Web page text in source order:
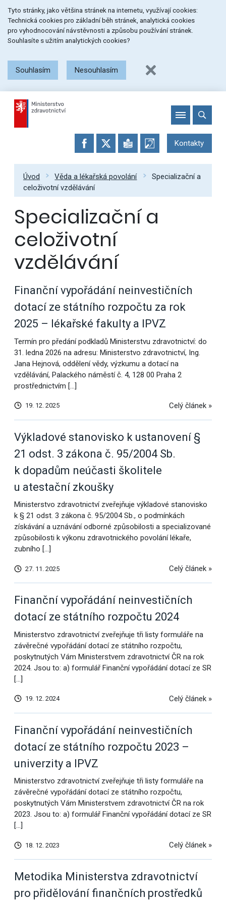
na
menu
na
obsah
na
patičku
stránky
Tyto stránky, jako většina stránek na internetu, využívají cookies:
Technická cookies pro základní běh stránek, analytická cookies
pro vyhodnocování návstěvnosti a způsobu používání stránek.
Souhlasíte s užitím analytických cookies?
Souhlasím Nesouhlasím
Kontakty
Úvod Věda a lékařská povolání
Specializační a
celoživotní vzdělávání
Specializační a
celoživotní
vzdělávání
Finanční vypořádání neinvestičních
dotací ze státního rozpočtu za rok
2025 – lékařské fakulty a IPVZ
Termín pro předání podkladů Ministerstvu zdravotnictví: do
31. ledna 2026 na adresu: Ministerstvo zdravotnictví, Ing.
Jana Hejnová, oddělení vědy, výzkumu a dotací na
vzdělávání, Palackého náměstí č. 4, 128 00 Praha 2
prostřednictvím […]
19. 12. 2025 Celý článek »
Výkladové stanovisko k ustanovení §
21 odst. 3 zákona č. 95/2004 Sb.
k dopadům neúčasti školitele
u atestační zkoušky
Ministerstvo zdravotnictví zveřejňuje výkladové stanovisko
k § 21 odst. 3 zákona č. 95/2004 Sb., o podmínkách
získávání a uznávání odborné způsobilosti a specializované
způsobilosti k výkonu zdravotnického povolání lékaře,
zubního […]
27. 11. 2025 Celý článek »
Finanční vypořádání neinvestičních
dotací ze státního rozpočtu 2024
Ministerstvo zdravotnictví zveřejňuje tři listy formuláře na
závěrečné vypořádání dotací ze státního rozpočtu,
poskytnutých Vám Ministerstvem zdravotnictví ČR na rok
2024. Jsou to: a) formulář Finanční vypořádání dotací ze SR
[…]
19. 12. 2024 Celý článek »
Finanční vypořádání neinvestičních
dotací ze státního rozpočtu 2023 –
univerzity a IPVZ
Ministerstvo zdravotnictví zveřejňuje tři listy formuláře na
závěrečné vypořádání dotací ze státního rozpočtu,
poskytnutých Vám Ministerstvem zdravotnictví ČR na rok
2023. Jsou to: a) formulář Finanční vypořádání dotací ze SR
[…]
18. 12. 2023 Celý článek »
Metodika Ministerstva zdravotnictví
pro přidělování finančních prostředků